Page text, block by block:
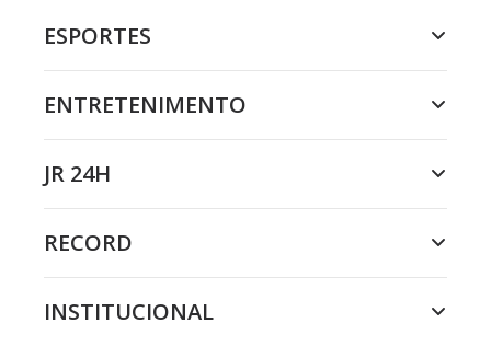
ESPORTES
ENTRETENIMENTO
JR 24H
RECORD
INSTITUCIONAL